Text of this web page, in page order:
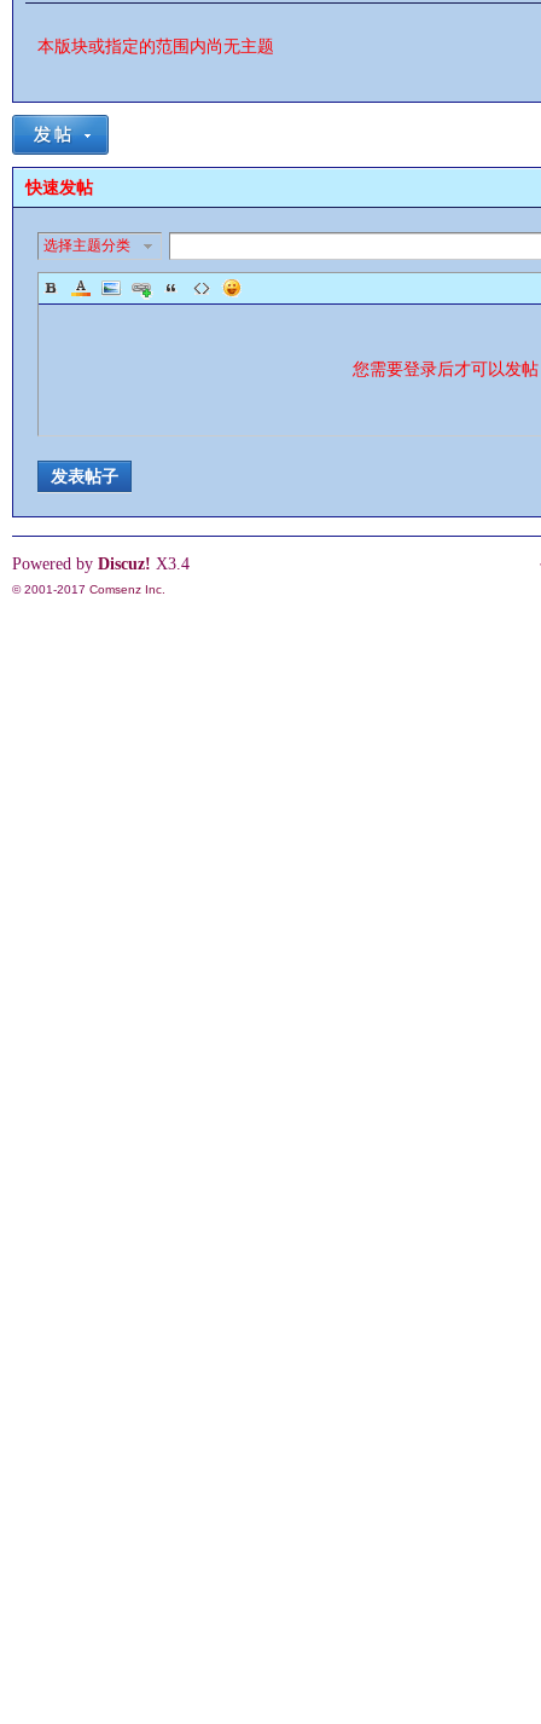
本版块或指定的范围内尚无主题
快速发帖
选择主题分类
您需要登录后才可以发
发表帖子
Powered by Discuz! X3.4
© 2001-2017 Comsenz Inc.